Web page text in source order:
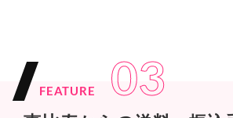
FEATURE 03